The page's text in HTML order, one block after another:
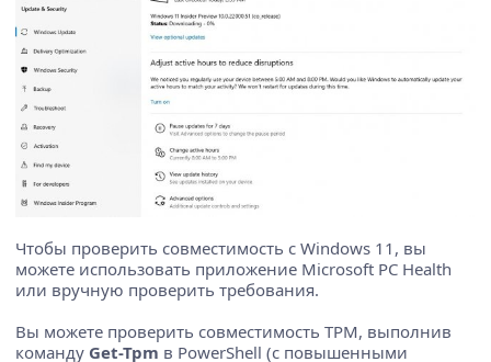
Чтобы проверить совместимость с Windows 11, вы
можете использовать приложение Microsoft PC Health
или вручную проверить требования.
Вы можете проверить совместимость TPM, выполнив
команду Get-Tpm в PowerShell (с повышенными